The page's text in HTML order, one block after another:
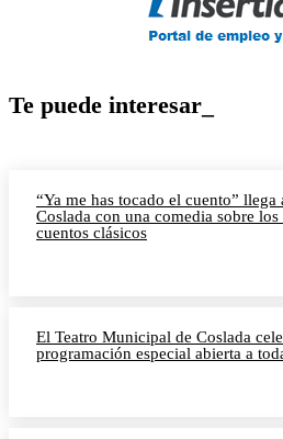
Te puede interesar_
“Ya me has tocado el cuento”
Coslada con una comedia sobre
cuentos clásicos
El Teatro Municipal de Coslada
programación especial abierta a